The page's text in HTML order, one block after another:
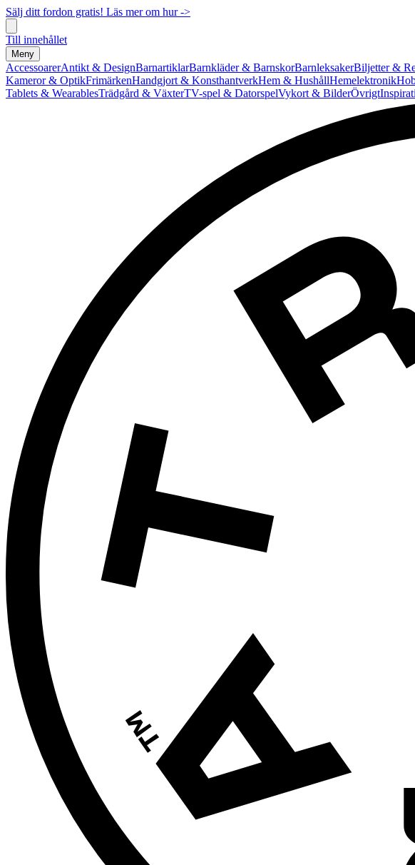
Sälj ditt fordon gratis! Läs mer om hur ->
Till innehållet
Meny
AccessoarerAntikt & DesignBarnartiklarBarnkläder & BarnskorBarnleksakerBiljetter &
Kameror & OptikFrimärkenHandgjort & KonsthantverkHem & HushållHemelektronik
Tablets & WearablesTrädgård & VäxterTV-spel & DatorspelVykort & BilderÖvrigt